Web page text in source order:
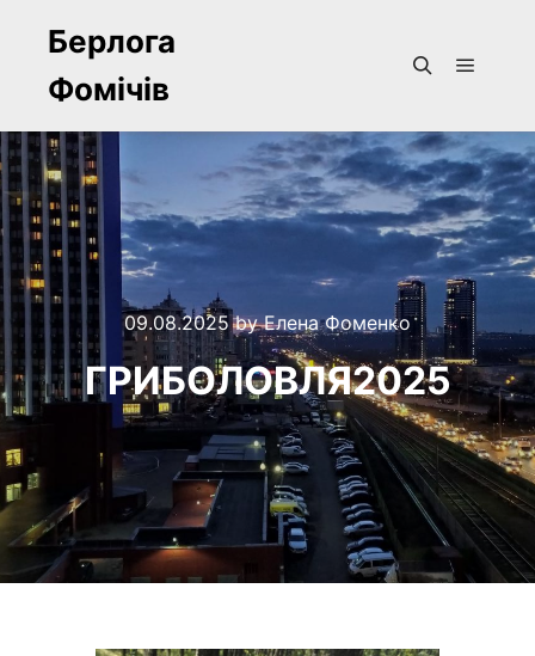
Берлога
Фомічів
09.08.2025byЕлена Фоменко
ГРИБОЛОВЛЯ2025